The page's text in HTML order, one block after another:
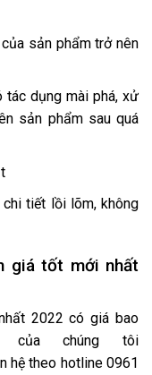
sản phẩm trở nên
dụng mài phá, xử
sản phẩm sau quá
tiết lồi lõm, không
giá tốt mới nhất
2022 có giá bao
của chúng tôi
hệ theo hotline 0961